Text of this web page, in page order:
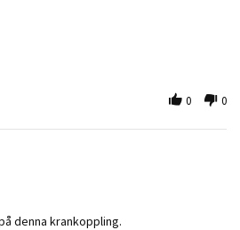
0 0
2021
utmärkt!
denna krankoppling.